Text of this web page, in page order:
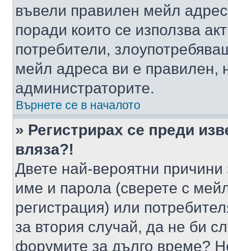
въвели правилен мейл
поради които се използва
потребители,
мейл адреса ви е правилен,
администраторите.
Върнете се в началото
» Регистрирах се преди
вляза?!
Двете най-вероятни
име и парола (сверете с
регистрация) или
за втория случай, да не би
форумите за дълго време?